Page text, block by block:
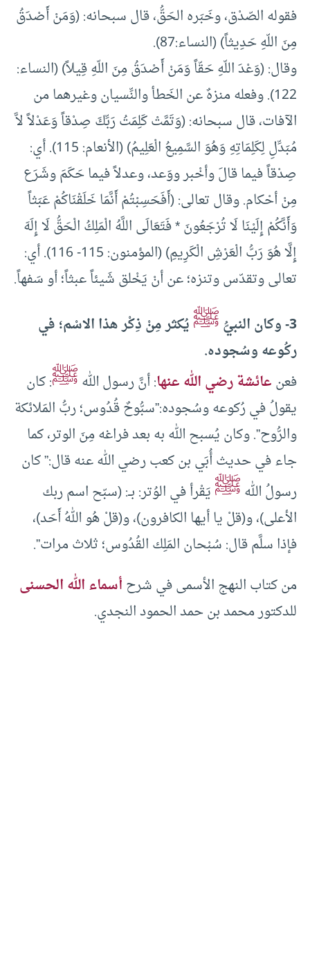
فقوله الصّدْق، وخَبَره الحَقُّ، قال سبحانه: (وَمَنْ أَصْدَقُ
مِنَ اللّهِ حَدِيثاً) (النساء:87).
وقال: (وَعْدَ اللّهِ حَقّاً وَمَنْ أَصْدَقُ مِنَ اللّهِ قِيلاً) (النساء:
122). وفعله منزهٌ عن الخَطأ والنِّسيان وغيرهما من
الآفات، قال سبحانه: (وَتَمَّتْ كَلِمَتُ رَبِّكَ صِدْقاً وَعَدْلاً لاَّ
مُبَدِّلِ لِكَلِمَاتِهِ وَهُوَ السَّمِيعُ الْعَلِيمُ) (الأنعام: 115). أي:
صِدْقاً فيما قالَ وأخْبر ووَعد، وعدلاً فيما حَكَمَ وشَرَع
مِنْ أحْكام. وقال تعالى: (أَفَحَسِبْتُمْ أَنَّمَا خَلَقْنَاكُمْ عَبَثاً
وَأَنَّكُمْ إِلَيْنَا لَا تُرْجَعُونَ * فَتَعَالَى اللَّهُ الْمَلِكُ الْحَقُّ لَا إِلَهَ
إِلَّا هُوَ رَبُّ الْعَرْشِ الْكَرِيمِ) (المؤمنون: 115- 116). أي:
تعالى وتقدّس وتنزه؛ عن أنْ يَخْلق شَيئاً عبثاً؛ أو سَفهاً.
3- وكان النبيُّ
ﷺيُكثر مِنْ ذِكْر هذا الاسْم؛ في
ركُوعه وسُجوده.
فعنعائشة رضي الله عنها: أنَّ رسول اللهﷺ: كان
يقولُ في رُكوعه وسُجوده:”سبُّوحٌ قُدُوس؛ ربُّ المَلائكة
والرُّوح”. وكان يُسبح الله به بعد فراغه مِنَ الوتر، كما
جاء في حديث أُبَي بن كعب رضي الله عنه قال:” كان
رسولُ اللهﷺيَقْرأ في الوُتر: بــ: (سبّح اسم ربك
الأعلى)، و(قلْ يا أيها الكافرون)، و(قلْ هُو اللهُ أَحَد)،
فإذا سلَّم قال: سُبْحان المَلِك القُدُوس؛ ثلاث مرات”.
من كتاب النهج الأسمى في شرحأسماء الله الحسنى
للدكتور محمد بن حمد الحمود النجدي.